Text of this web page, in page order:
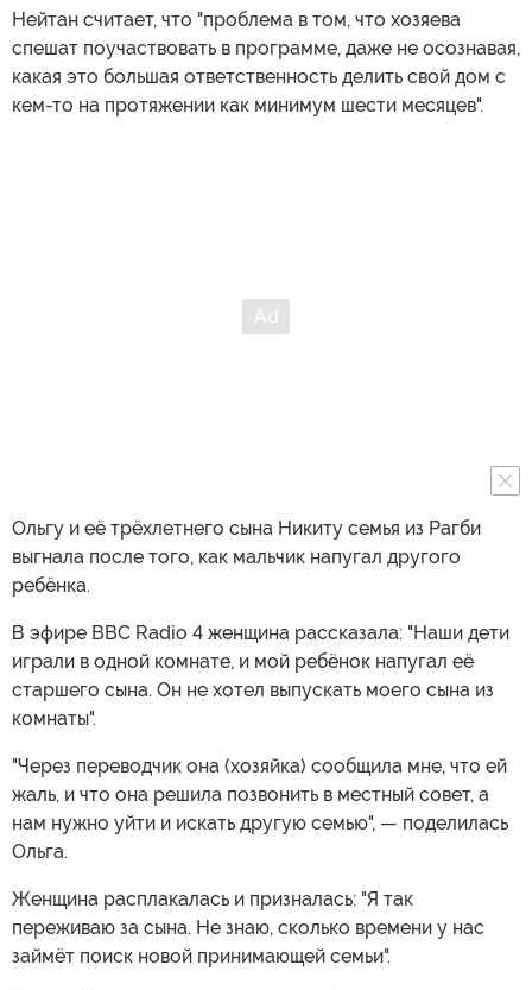
Нейтан считает, что "проблема в том, что хозяева
спешат поучаствовать в программе, даже не осознавая,
какая это большая ответственность делить свой дом с
кем-то на протяжении как минимум шести месяцев".
Ольгу и её трёхлетнего сына Никиту семья из Рагби
выгнала после того, как мальчик напугал другого
ребёнка.
В эфире BBC Radio 4 женщина рассказала: "Наши дети
играли в одной комнате, и мой ребёнок напугал её
старшего сына. Он не хотел выпускать моего сына из
комнаты".
"Через переводчик она (хозяйка) сообщила мне, что ей
жаль, и что она решила позвонить в местный совет, а
нам нужно уйти и искать другую семью", — поделилась
Ольга.
Женщина расплакалась и призналась: "Я так
переживаю за сына. Не знаю, сколько времени у нас
займёт поиск новой принимающей семьи".